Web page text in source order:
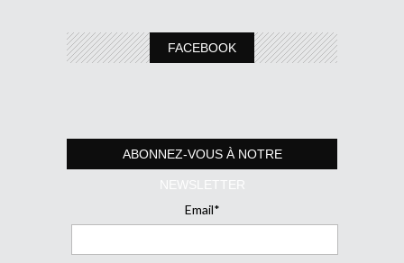
FACEBOOK
ABONNEZ-VOUS À NOTRE
NEWSLETTER
Email*